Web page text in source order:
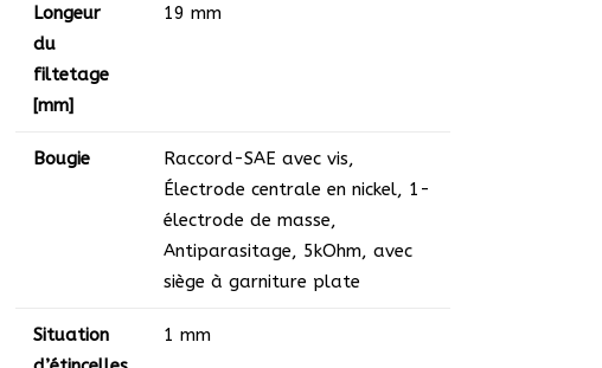
Longeur
du
filtetage
[mm]
19 mm
Bougie Raccord-SAE avec vis,
Électrode centrale en nickel, 1-
électrode de masse,
Antiparasitage, 5kOhm,avec
siège à garniture plate
Situation
1 mm